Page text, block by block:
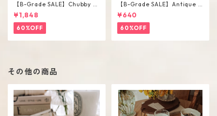
【B-Grade SALE】Chubby V
ase / M
¥1,848
60%OFF
【B-Grade SALE】Antique F
lower Vase #C
¥640
60%OFF
その他の商品